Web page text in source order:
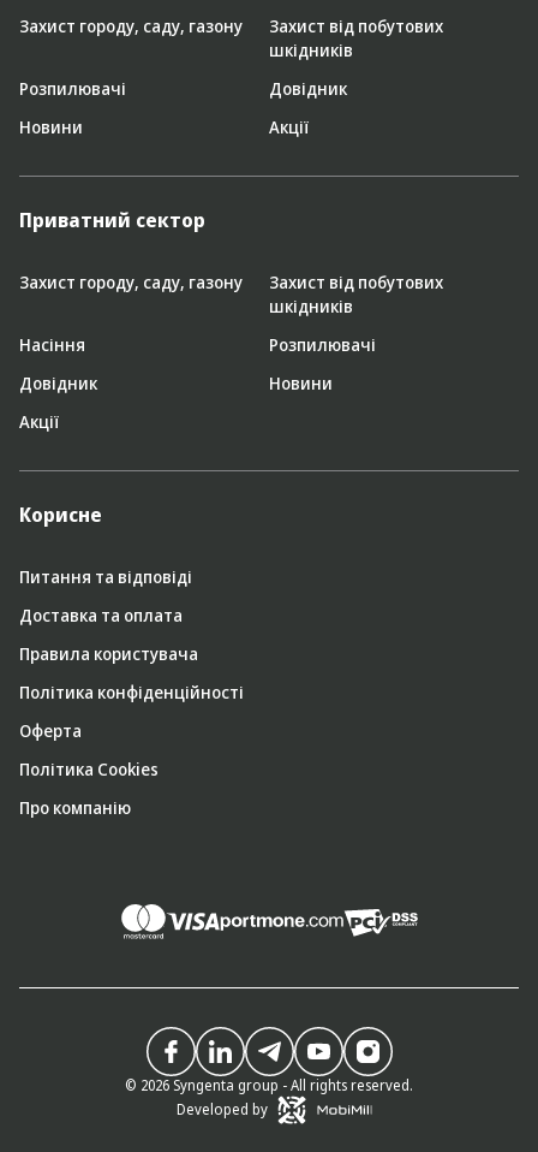
Захист городу, саду, газону
Захист від побутових
шкідників
Розпилювачі
Довідник
Новини
Акції
Приватний сектор
Захист городу, саду, газону
Захист від побутових
шкідників
Насіння
Розпилювачі
Довідник
Новини
Акції
Корисне
Питання та відповіді
Доставка та оплата
Правила користувача
Політика конфіденційності
Оферта
Політика Cookies
Про компанію
© 2026 Syngenta group - All rights reserved.
Developed by